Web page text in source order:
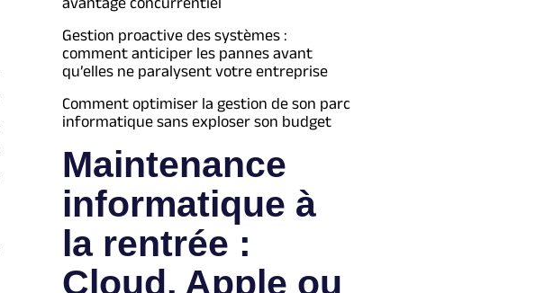
Gestion proactive des systèmes :
comment anticiper les pannes avant
qu’elles ne paralysent votre entreprise
Comment optimiser la gestion de son parc
informatique sans exploser son budget
Maintenance
informatique à
la rentrée :
Cloud, Apple ou